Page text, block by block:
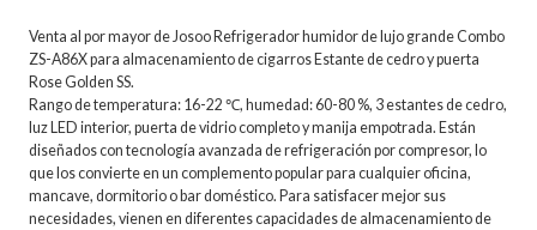
Venta al por mayor de Josoo Refrigerador humidor de lujo grande Combo
ZS-A86X para almacenamiento de cigarros Estante de cedro y puerta
Rose Golden SS.
Rango de temperatura: 16-22 ℃, humedad: 60-80 %, 3 estantes de cedro,
luz LED interior, puerta de vidrio completo y manija empotrada. Están
diseñados con tecnología avanzada de refrigeración por compresor, lo
que los convierte en un complemento popular para cualquier oficina,
mancave, dormitorio o bar doméstico. Para satisfacer mejor sus
necesidades, vienen en diferentes capacidades de almacenamiento de